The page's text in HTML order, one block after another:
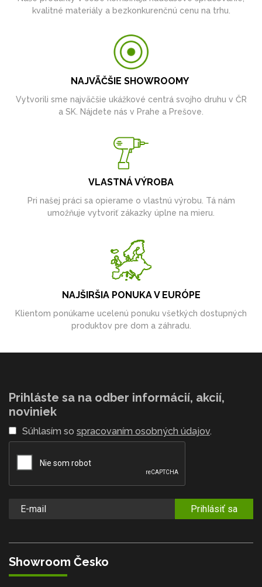
kvalitné materiály a bezkonkurenčnú cenu na trhu.
NAJVÄČŠIE SHOWROOMY
Vytvorili sme najväčšie ukážkové centrá svojho druhu v ČR
a SK. Nájdete nás v Prahe a Prešove.
VLASTNÁ VÝROBA
Pri našej práci sa opierame o vlastnú výrobu. Tá nám
umožňuje vytvoriť zákazky úplne na mieru.
NAJŠIRŠIA PONUKA V EURÓPE
Klientom ponúkame ucelenú ponuku všetkých dostupných
produktov pre dom a záhradu.
Prihláste sa na odber informácií, akcií,
noviniek
Súhlasím so spracovaním osobných údajov.
Prihlásiť sa
Showroom Česko